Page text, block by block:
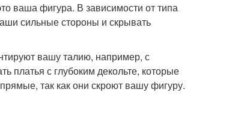
ваша фигура. В зависимости от типа
сильные стороны и скрывать
вашу талию, например, с
платья с глубоким декольте, которые
так как они скроют вашу фигуру.